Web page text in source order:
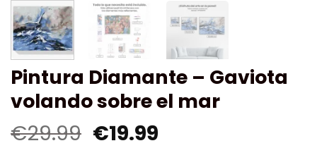
Pintura Diamante – Gaviota
volando sobre el mar
€29.99 €19.99